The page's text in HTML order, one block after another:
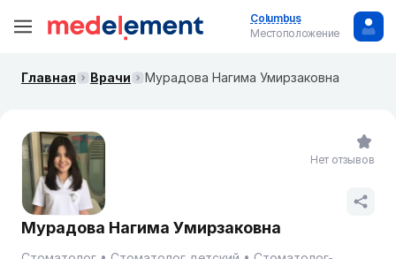
Columbus
Местоположение
Главная Врачи Мурадова Нагима Умирзаковна
Мурадова Нагима Умирзаковна
Нет отзывов